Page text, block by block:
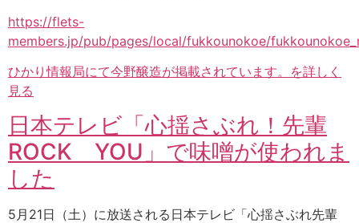
https://flets-
members.jp/pub/pages/local/fukkounokoe/
ひかり情報局にて今野醸造が掲載されています。を詳しく
見る
日本テレビ「心揺さぶれ！先輩
ROCK YOU」で味噌が使われま
した
5月21日（土）に放送される日本テレビ「心揺さぶれ先輩